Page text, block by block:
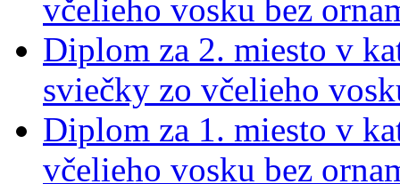
včelieho vosku bez
Diplom za 2. miesto v
sviečky zo včelieho
Diplom za 1. miesto v
včelieho vosku bez